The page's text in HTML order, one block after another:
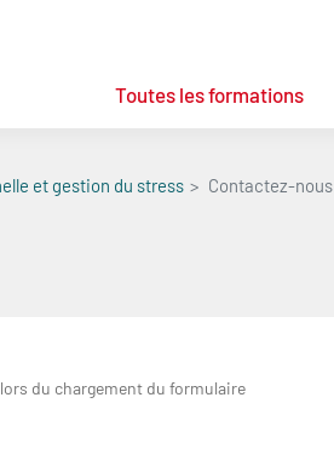
Toutes les formations
et gestion du stress Contactez-nous
du chargement du formulaire